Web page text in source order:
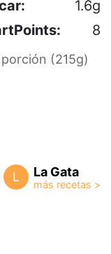
1.6g
8
(215g)
L La Gata